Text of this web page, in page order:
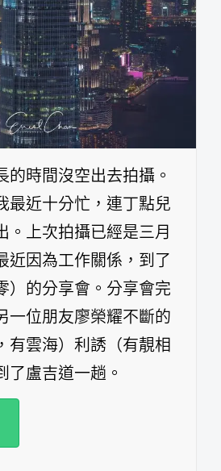
的時間沒空出去拍攝。
最近十分忙，連丁點兒
。上次拍攝已經是三月
近因為工作關係，到了
）的分享會。分享會完
一位朋友廖榮耀不斷的
有雲海）利誘（有靚相
了盧吉道一趟。